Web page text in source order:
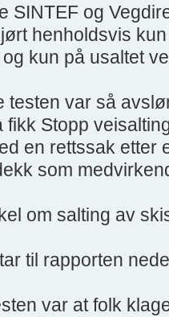
SINTEF og
henholdsvis
kun på usaltet
testen var så
fikk Stopp
en rettssak etter
som
om salting av
til rapporten
var at folk